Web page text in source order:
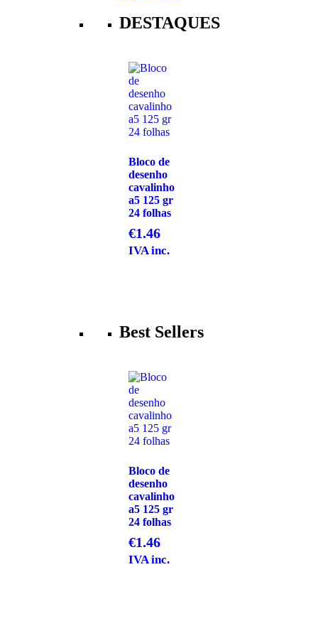
DESTAQUES
Bloco de
desenho
cavalinho
a5 125 gr
24 folhas
€1.46
IVA inc.
Best Sellers
Bloco de
desenho
cavalinho
a5 125 gr
24 folhas
€1.46
IVA inc.